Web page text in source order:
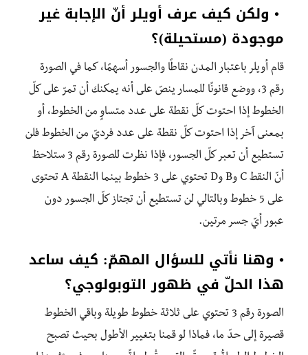
• ولكن كيف عرف أويلر أنّ الإجابة غير
موجودة (مستحيلة)؟
قام أويلر باعتبار المدن نقاطًا والجسور أسهمًا، كما في الصورة
رقم 3، ووضع قانونًا للمسار ينصّ على أنه يمكنك أن تمرّ على كلّ
الخطوط إذا احتوت كلّ نقطة على عدد متساوٍ من الخطوط، أو
بمعنى آخر إذا احتوت كلّ نقطة على عدد فرديّ من الخطوط فلن
تستطيع أن تعبر كلّ الجسور، فإذا نظرت للصورة رقم 3 ستلاحظ
أنّ النقط C وB وD تحتوي على 3 خطوط بينما النقطة A تحتوى
على 5 خطوط وبالتالي لن تستطيع أن تجتاز كلّ الجسور دون
عبور أيّ جسر مرتين.
• وهنا نأتي للسؤال المهمّ: كيف ساعد
هذا الحلّ في ظهور التوبولوجي؟
الصورة رقم 3 تحتوي على ثلاثة خطوط طويلة وباقي الخطوط
قصيرة إلى حدّ ما، فماذا لو قمنا بتغيير الأطول بحيث تصبح